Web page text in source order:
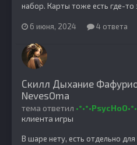
набор. Карты тоже есть где-то
6 июня, 2024 4 ответа
Скилл Дыхание
NevesOma
тема ответил
клиента игры
В шаре нету, есть отдельно